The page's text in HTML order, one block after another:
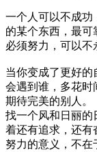
一个人可以不成功
的某个东西，最可
必须努力，可以不
当你变成了更好
会遇到谁，多花时
期待完美的别人。
找一个风和日丽的
着还有追求，还有
努力的意义，不在